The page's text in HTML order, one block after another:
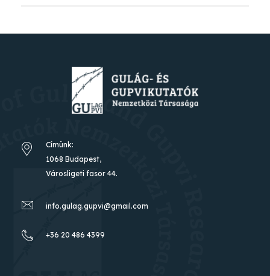
Címünk:
1068 Budapest,
Városligeti fasor 44.
info.gulag.gupvi@gmail.com
+36 20 486 4399